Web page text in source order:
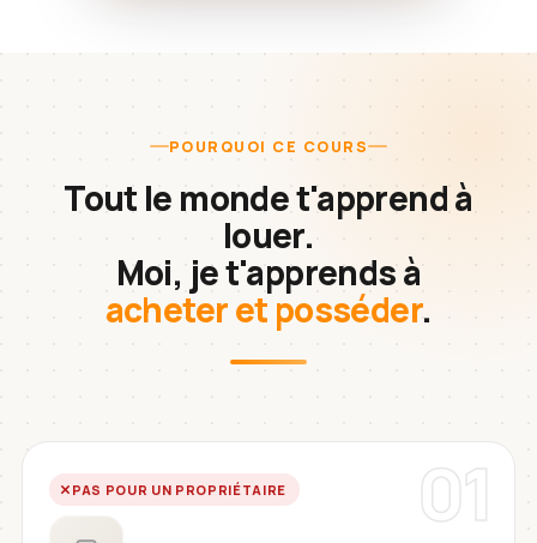
POURQUOI CE COURS
Tout le monde t'apprend à
louer.
Moi, je t'apprends à
acheter et posséder.
01
PAS POUR UN PROPRIÉTAIRE